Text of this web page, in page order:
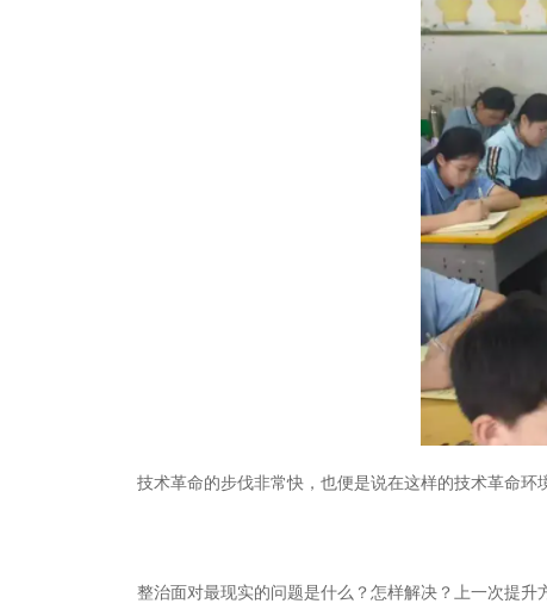
技术革命的步伐非常快，也便是说在这样的技术革命环
整治面对最现实的问题是什么？怎样解决？上一次提升